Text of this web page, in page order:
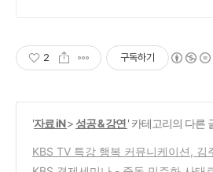
2 구독하기
'자료 iN>성공 & 강연' 카테고리의 다른
KBS TV 특강 행복 커뮤니케이션, 김
세대학교 교수) - 회복탄력성, 긍정심